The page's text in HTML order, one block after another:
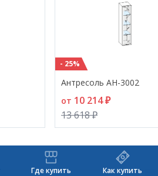
- 25%
Антресоль АН-3002
от 10 214 ₽
13 618 ₽
Где купить Как купить